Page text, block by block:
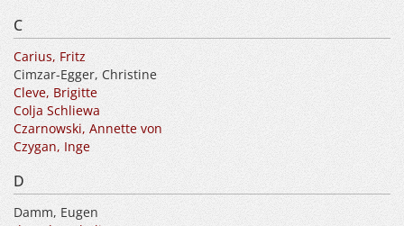
C
Carius, Fritz
Cimzar-Egger, Christine
Cleve, Brigitte
Colja Schliewa
Czarnowski, Annette von
Czygan, Inge
D
Damm, Eugen